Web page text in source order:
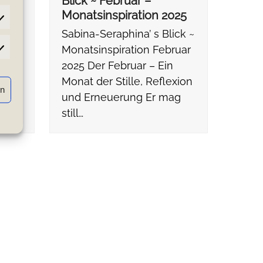
Monatsinspiration 2025
Sabina-Seraphina’ s Blick ~
Monatsinspiration Februar
2025 Der Februar – Ein
Monat der Stille, Reflexion
und Erneuerung Er mag
still…